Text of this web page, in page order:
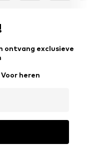
ontvang exclusieve
Voor heren